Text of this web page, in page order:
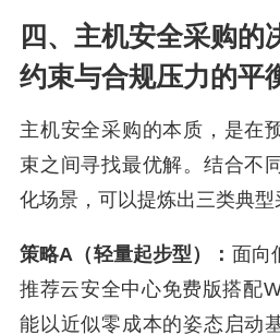
四、主机安全采购的
约束与合规压力的平
主机安全采购的本质，是在
束之间寻找最优解。结合不
化场景，可以提炼出三类典型
策略A（轻量起步型）： 面向
推荐云安全中心免费版搭配
能以近似零成本的姿态启动